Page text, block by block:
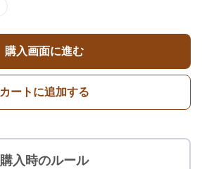
購入画面に進む
カートに追加する
購入時のルール